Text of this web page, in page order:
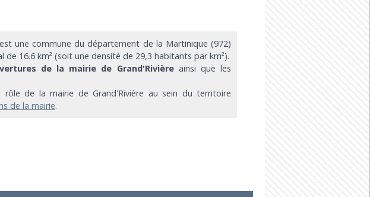
une commune du département de la Martinique (972)
16.6 km² (soit une densité de 29,3 habitants par km²).
de la mairie de Grand'Rivièreainsi que les
de la mairie de Grand'Rivière au sein du territoire
de la mairie.